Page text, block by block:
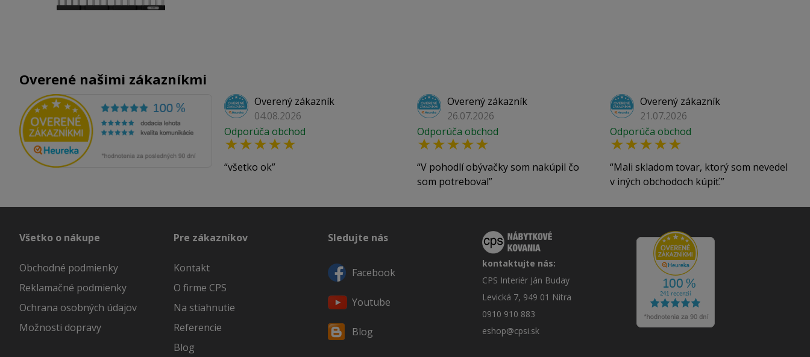
Overené našimi zákazníkmi
Overený zákazník
04.08.2026
Odporúča obchod
všetko ok
Overený zákazník
26.07.2026
Odporúča obchod
V pohodlí obývačky som nakúpil čo
som potreboval
Overený zákazník
21.07.2026
Odporúča obchod
Mali skladom tovar, ktorý som nevedel
v iných obchodoch kúpiť.
Všetko o nákupe
Obchodné podmienky
Reklamačné podmienky
Ochrana osobných údajov
Možnosti dopravy
Pre zákazníkov
Kontakt
O firme CPS
Na stiahnutie
Referencie
Blog
Sledujte nás
Facebook
Youtube
Blog
kontaktujte nás:
CPS Interiér Ján Buday
Levická 7, 949 01 Nitra
0910 910 883
eshop@cpsi.sk